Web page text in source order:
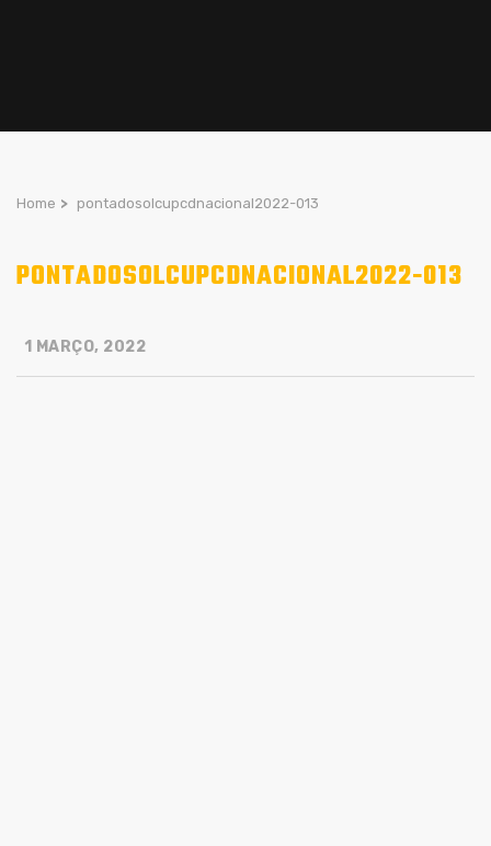
Home > pontadosolcupcdnacional2022-013
PONTADOSOLCUPCDNACIONAL2022-013
1 MARÇO, 2022